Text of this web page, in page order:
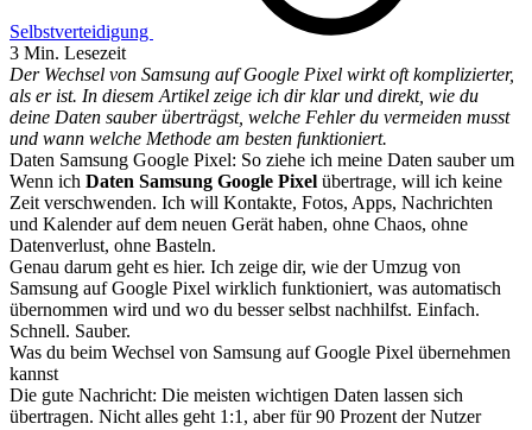
Selbstverteidigung
3 Min. Lesezeit
Der Wechsel von Samsung auf Google Pixel wirkt oft komplizierter,
als er ist. In diesem Artikel zeige ich dir klar und direkt, wie du
deine Daten sauber überträgst, welche Fehler du vermeiden musst
und wann welche Methode am besten funktioniert.
Daten Samsung Google Pixel: So ziehe ich meine Daten sauber um
Wenn ich Daten Samsung Google Pixel übertrage, will ich keine
Zeit verschwenden. Ich will Kontakte, Fotos, Apps, Nachrichten
und Kalender auf dem neuen Gerät haben, ohne Chaos, ohne
Datenverlust, ohne Basteln.
Genau darum geht es hier. Ich zeige dir, wie der Umzug von
Samsung auf Google Pixel wirklich funktioniert, was automatisch
übernommen wird und wo du besser selbst nachhilfst. Einfach.
Schnell. Sauber.
Was du beim Wechsel von Samsung auf Google Pixel übernehmen
kannst
Die gute Nachricht: Die meisten wichtigen Daten lassen sich
übertragen. Nicht alles geht 1:1, aber für 90 Prozent der Nutzer